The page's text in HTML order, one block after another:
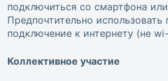
подключиться со смартфона
Предпочтительно использовать
подключение к интернету (не
Коллективное участие